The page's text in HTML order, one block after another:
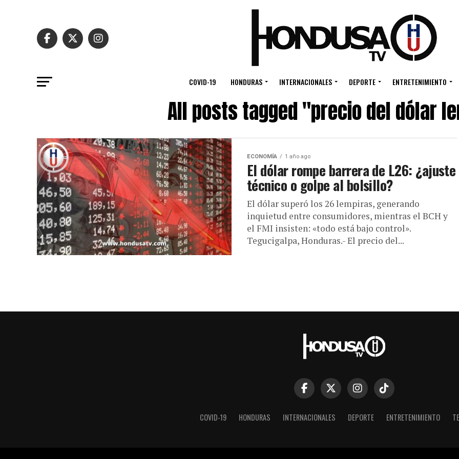
COVID-19 HONDURAS INTERNACIONALES DEPORTE ENTRETENIMIENTO
All posts tagged "precio del dólar
ECONOMÍA 1 año ago
El dólar rompe barrera de L26: ¿ajuste
técnico o golpe al bolsillo?
El dólar superó los 26 lempiras, generando
inquietud entre consumidores, mientras el BCH y
el FMI insisten: «todo está bajo control».
Tegucigalpa, Honduras.- El precio del...
COVID-19 HONDURAS INTERNACIONALES DEPORTE ENTRETENIMIENTO